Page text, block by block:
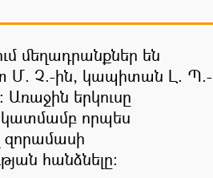
մեղադրանքներ են
Մ. Չ.-ին, կապիտան Լ. Պ.-
երկուսը
որպես
զորամասի
հանձնելը: